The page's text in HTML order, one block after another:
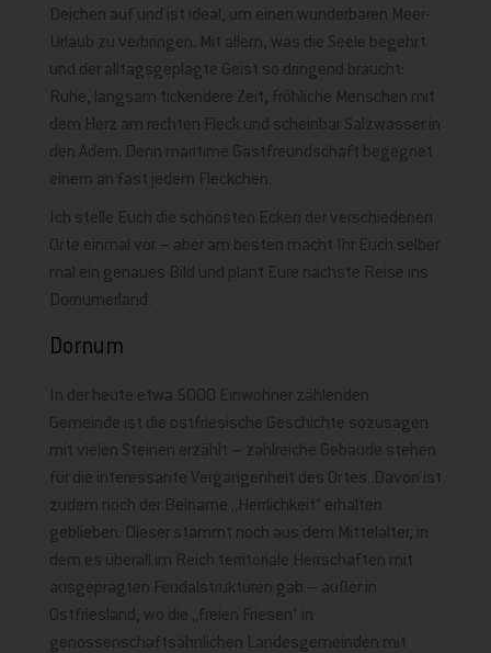
Deichen auf und ist ideal, um einen wunderbaren Meer-
Urlaub zu verbringen. Mit allem, was die Seele begehrt
und der alltagsgeplagte Geist so dringend braucht:
Ruhe, langsam tickendere Zeit, fröhliche Menschen mit
dem Herz am rechten Fleck und scheinbar Salzwasser in
den Adern. Denn maritime Gastfreundschaft begegnet
einem an fast jedem Fleckchen.
Ich stelle Euch die schönsten Ecken der verschiedenen
Orte einmal vor – aber am besten macht Ihr Euch selber
mal ein genaues Bild und plant Eure nächste Reise ins
Dornumerland.
Dornum
In der heute etwa 5000 Einwohner zählenden
Gemeinde ist die ostfriesische Geschichte sozusagen
mit vielen Steinen erzählt – zahlreiche Gebäude stehen
für die interessante Vergangenheit des Ortes. Davon ist
zudem noch der Beiname „Herrlichkeit“ erhalten
geblieben. Dieser stammt noch aus dem Mittelalter, in
dem es überall im Reich territoriale Herrschaften mit
ausgeprägten Feudalstrukturen gab – außer in
Ostfriesland, wo die „freien Friesen“ in
genossenschaftsähnlichen Landesgemeinden mit